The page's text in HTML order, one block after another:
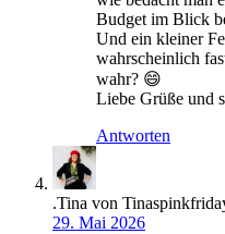
Budget im Blick
Und ein kleiner
wahrscheinlich
wahr? 😄
Liebe Grüße und
Antworten
.Tina von
29. Mai 2026